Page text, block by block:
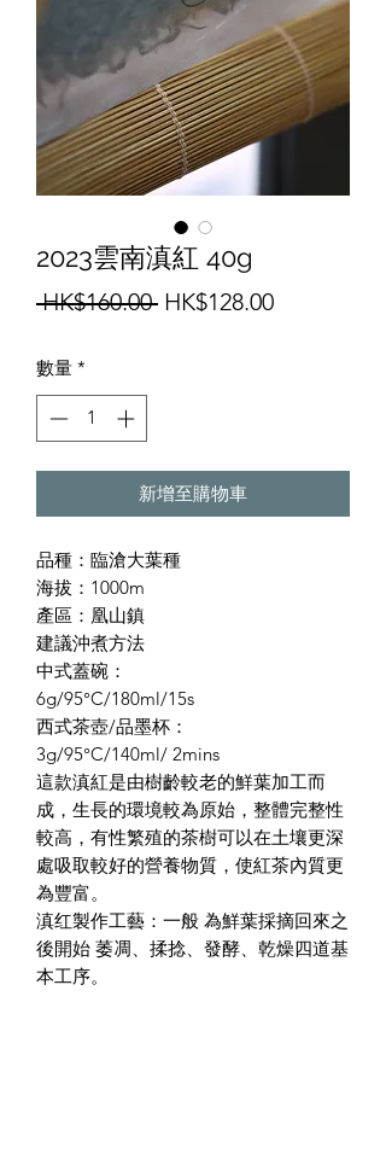
2023雲南滇紅 40g
HK$160.00 一HK$128.00促
數量 *
新增至購物車
品種：臨滄大葉種
海拔：1000m
產區：凰山鎮
建議沖煮方法
中式蓋碗：
6g/95°C/180ml/15s
西式茶壺/品墨杯：
3g/95°C/140ml/ 2mins
這款滇紅是由樹齡較老的鮮葉加工而
成，生長的環境較為原始，整體完整性
較高，有性繁殖的茶樹可以在土壤更深
處吸取較好的營養物質，使紅茶內質更
為豐富。
滇红製作工藝：一般 為鮮葉採摘回來之
後開始 萎凋、揉捻、發酵、乾燥四道基
本工序。